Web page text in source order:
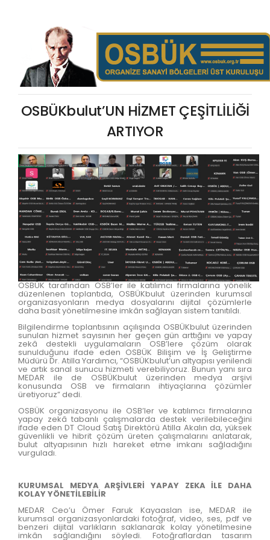
OSBÜKbulut’UN HİZMET ÇEŞİTLİLİĞİ
ARTIYOR
OSBÜK tarafından OSB’ler ile katılımcı firmalarına yönelik
düzenlenen toplantıda, OSBÜKbulut üzerinden kurumsal
organizasyonların medya dosyalarını dijital çözümlerle
daha basit yönetilmesine imkân sağlayan sistem tanıtıldı.
Bilgilendirme toplantısının açılışında OSBÜKbulut üzerinden
sunulan hizmet sayısının her geçen gün arttığını ve yapay
zekâ destekli uygulamaların OSB’lere çözüm olarak
sunulduğunu ifade eden OSBÜK Bilişim ve İş Geliştirme
Müdürü Dr. Atilla Yardımcı, “OSBÜKbulut’un altyapısı yenilendi
ve artık sanal sunucu hizmeti verebiliyoruz. Bunun yanı sıra
MEDAR ile de OSBÜKbulut üzerinden medya arşivi
konusunda OSB ve firmaların ihtiyaçlarına çözümler
üretiyoruz” dedi.
OSBÜK organizasyonu ile OSB’ler ve katılımcı firmalarına
yapay zekâ tabanlı çalışmalarda destek verilebileceğini
ifade eden DT Cloud Satış Direktörü Atilla Akalın da, yüksek
güvenlikli ve hibrit çözüm üreten çalışmalarını anlatarak,
bulut altyapısının hızlı hareket etme imkanı sağladığını
vurguladı.
KURUMSAL MEDYA ARŞİVLERİ YAPAY ZEKA İLE DAHA
KOLAY YÖNETİLEBİLİR
MEDAR Ceo’u Ömer Faruk Kayaaslan ise, MEDAR ile
kurumsal organizasyonlardaki fotoğraf, video, ses, pdf ve
benzeri dijital varlıkların saklanarak kolay yönetilmesine
imkân sağlandığını söyledi. Fotoğraflardan tasarım